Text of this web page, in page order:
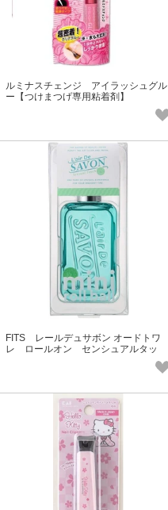
ルミナスチェンジ アイラッシュグル
ー【つけまつげ専用粘着剤】
FITS レールデュサボン オードトワ
レ ロールオン センシュアルタッ